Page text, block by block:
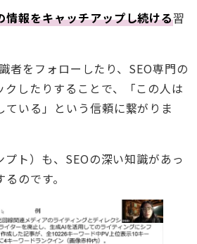
情報をキャッチアップし続ける習
をフォローしたり、SEO専門の
クしたりすることで、「この人は
いる」という信頼に繋がりま
ト）も、SEOの深い知識があっ
のです。